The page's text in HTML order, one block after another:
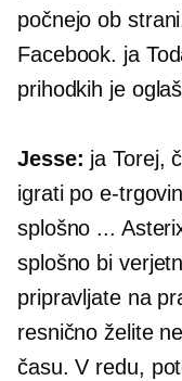
počnejo ob
Facebook. ja
prihodkih je
Jesse: ja Torej,
igrati poe-
splošno ...
splošno bi
pripravljate na
resnično želite
času. V redu,